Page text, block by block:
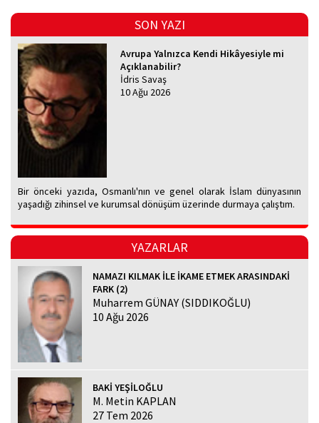
SON YAZI
Avrupa Yalnızca Kendi Hikâyesiyle mi
Açıklanabilir?
İdris Savaş
10 Ağu 2026
Bir önceki yazıda, Osmanlı'nın ve genel olarak İslam dünyasının
yaşadığı zihinsel ve kurumsal dönüşüm üzerinde durmaya çalıştım.
YAZARLAR
NAMAZI KILMAK İLE İKAME ETMEK ARASINDAKİ
FARK (2)
Muharrem GÜNAY (SIDDIKOĞLU)
10 Ağu 2026
BAKİ YEŞİLOĞLU
M. Metin KAPLAN
27 Tem 2026